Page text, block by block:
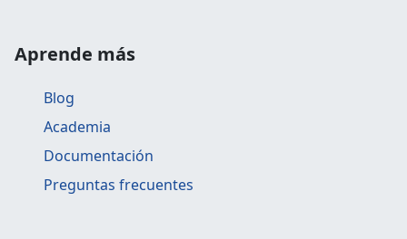
Aprende más
Blog
Academia
Documentación
Preguntas frecuentes